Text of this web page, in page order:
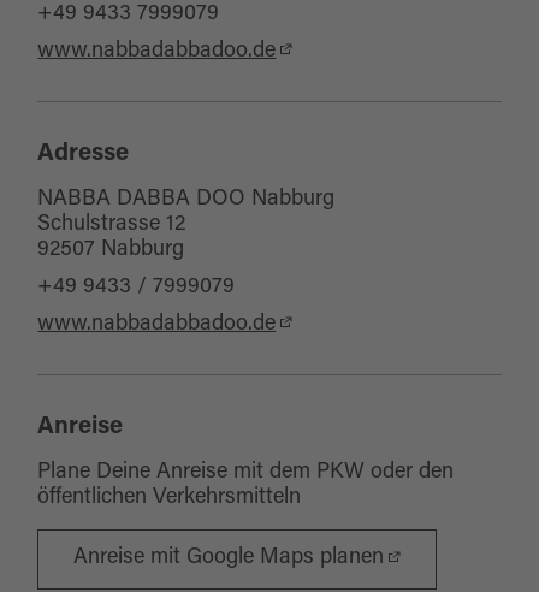
+49 9433 7999079
www.nabbadabbadoo.de
Adresse
NABBA DABBA DOO Nabburg
Schulstrasse 12
92507 Nabburg
+49 9433 / 7999079
www.nabbadabbadoo.de
Anreise
Plane Deine Anreise mit dem PKW oder den
öffentlichen Verkehrsmitteln
Anreise mit Google Maps planen